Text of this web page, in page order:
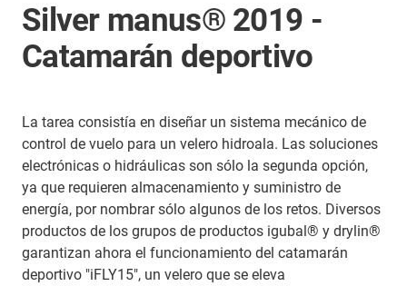
Silver manus® 2019 -
Catamarán deportivo
La tarea consistía en diseñar un sistema mecánico de
control de vuelo para un velero hidroala. Las soluciones
electrónicas o hidráulicas son sólo la segunda opción,
ya que requieren almacenamiento y suministro de
energía, por nombrar sólo algunos de los retos. Diversos
productos de los grupos de productos igubal® y drylin®
garantizan ahora el funcionamiento del catamarán
deportivo "iFLY15", un velero que se eleva